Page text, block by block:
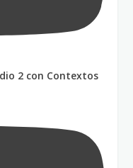
2 con Contextos